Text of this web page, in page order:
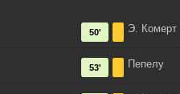
Э. Комерт
50'
Пепелу
53'